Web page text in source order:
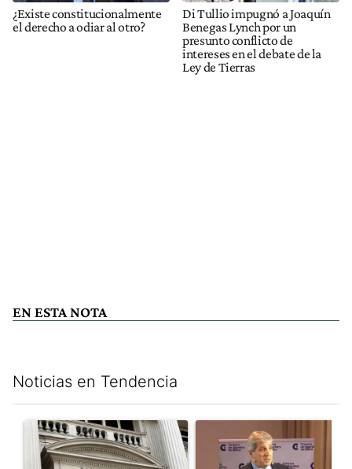
¿Existe constitucionalmente
el derecho a odiar al otro?
Di Tullio impugnó a Joaquín
Benegas Lynch por un
presunto conflicto de
intereses en el debate de la
Ley de Tierras
EN ESTA NOTA
Noticias en Tendencia
Un artículo de tendencia con el título "Las reservas del Banco